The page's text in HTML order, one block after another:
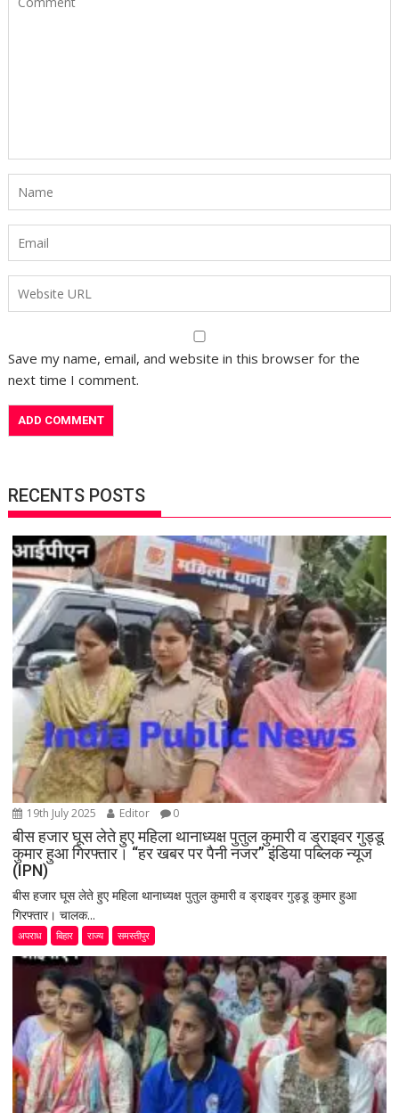
Save my name, email, and website in this browser for the
next time I comment.
RECENTS POSTS
19th July 2025 Editor 0
बीस हजार घूस लेते हुए महिला थानाध्यक्ष पुतुल कुमारी व ड्राइवर गुड्डू
कुमार हुआ गिरफ्तार। “हर खबर पर पैनी नजर” इंडिया पब्लिक न्यूज
(IPN)
बीस हजार घूस लेते हुए महिला थानाध्यक्ष पुतुल कुमारी व ड्राइवर गुड्डू कुमार हुआ
गिरफ्तार। चालक...
अपराध बिहार राज्य समस्तीपुर